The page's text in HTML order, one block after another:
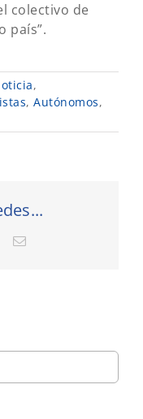
colectivo de
país”.
,
, Autónomos,
WhatsApp
Correo